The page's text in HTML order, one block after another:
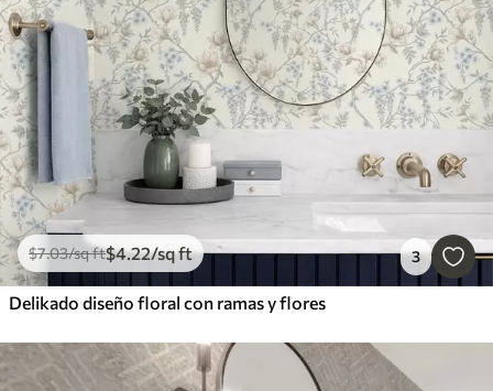
$7.03/sq ft$4.22/sq ft 3
Delikado diseño floral con ramas y flores